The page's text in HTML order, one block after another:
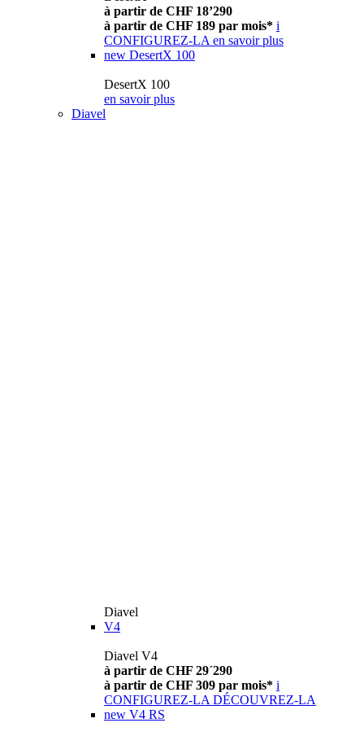
à partir de CHF 18’290
à partir de CHF 189 par mois* i
CONFIGUREZ-LA en savoir plus
new DesertX 100
DesertX 100
en savoir plus
Diavel
Diavel
V4
Diavel V4
à partir de CHF 29´290
à partir de CHF 309 par mois* i
CONFIGUREZ-LA DÉCOUVREZ-LA
new V4 RS